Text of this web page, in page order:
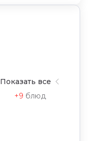
Показать все
+9 блюд